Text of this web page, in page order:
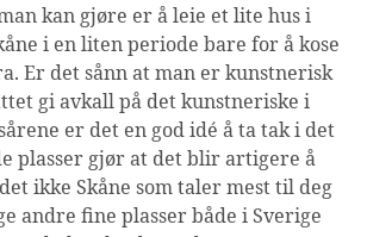
kan gjøre er å leie et lite hus i
i en liten periode bare for å kose
Er det sånn at man er kunstnerisk
gi avkall på det kunstneriske i
er det en god idé å ta tak i det
plasser gjør at det blir artigere å
ikke Skåne som taler mest til deg
andre fine plasser både i Sverige